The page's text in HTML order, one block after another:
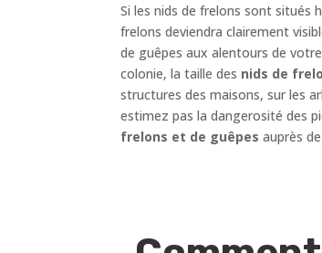
Si les nids de frelons sont situés
frelons deviendra clairement
de guêpes aux alentours de
colonie, la taille des nids de
structures des maisons, sur les
estimez pas la dangerosité des
frelons et de guêpes auprès